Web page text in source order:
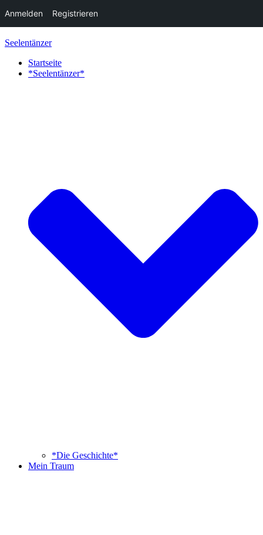
Anmelden Registrieren
Inhalt
springen
Seelentänzer
Startseite
*Seelentänzer*
*Die Geschichte*
Mein Traum